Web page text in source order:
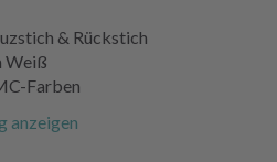
& Rückstich
Weiß
Farben
anzeigen